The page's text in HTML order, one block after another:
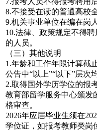
8.不接受在读的普通高校
9.机关事业单位在编在岗
10.法律、政策规定不得
的人员。
（三）其他说明
1.年龄和工作年限计算截
公告中“以上”“以下”层次
2.取得国外学历学位的报
教育部留学服务中心颁发
格审查。
2026年应届毕业生须在
学位证，如报考教师类岗